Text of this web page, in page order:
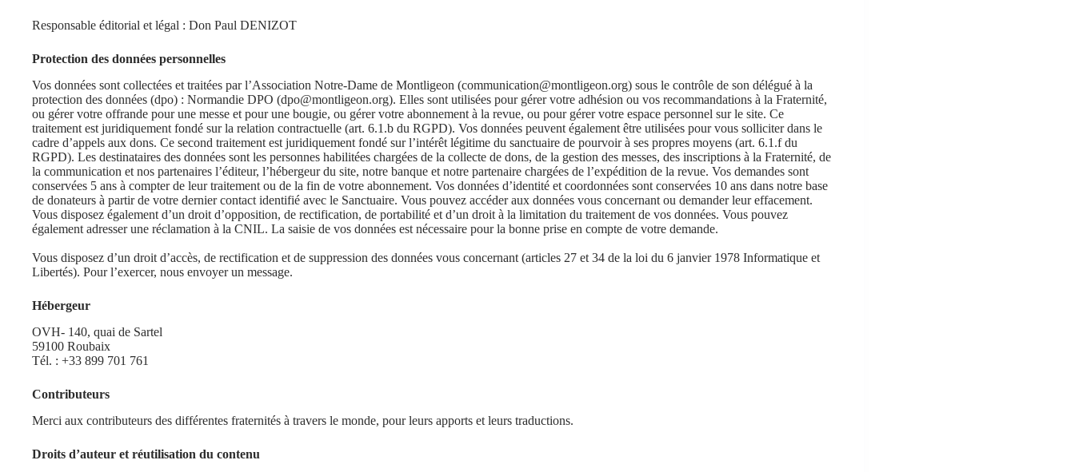
Responsable éditorial et légal : Don Paul DENIZOT
Protection des données personnelles
Vos données sont collectées et traitées par l’Association Notre-Dame de Montligeon (communication@montligeon.org) sous le contrôle de son délégué à la
protection des données (dpo) : Normandie DPO (dpo@montligeon.org). Elles sont utilisées pour gérer votre adhésion ou vos recommandations à la Fraternité,
ou gérer votre offrande pour une messe et pour une bougie, ou gérer votre abonnement à la revue, ou pour gérer votre espace personnel sur le site. Ce
traitement est juridiquement fondé sur la relation contractuelle (art. 6.1.b du RGPD). Vos données peuvent également être utilisées pour vous solliciter dans le
cadre d’appels aux dons. Ce second traitement est juridiquement fondé sur l’intérêt légitime du sanctuaire de pourvoir à ses propres moyens (art. 6.1.f du
RGPD). Les destinataires des données sont les personnes habilitées chargées de la collecte de dons, de la gestion des messes, des inscriptions à la Fraternité, de
la communication et nos partenaires l’éditeur, l’hébergeur du site, notre banque et notre partenaire chargées de l’expédition de la revue. Vos demandes sont
conservées 5 ans à compter de leur traitement ou de la fin de votre abonnement. Vos données d’identité et coordonnées sont conservées 10 ans dans notre base
de donateurs à partir de votre dernier contact identifié avec le Sanctuaire. Vous pouvez accéder aux données vous concernant ou demander leur effacement.
Vous disposez également d’un droit d’opposition, de rectification, de portabilité et d’un droit à la limitation du traitement de vos données. Vous pouvez
également adresser une réclamation à la CNIL. La saisie de vos données est nécessaire pour la bonne prise en compte de votre demande.
Vous disposez d’un droit d’accès, de rectification et de suppression des données vous concernant (articles 27 et 34 de la loi du 6 janvier 1978 Informatique et
Libertés). Pour l’exercer, nous envoyer un message.
Hébergeur
OVH- 140, quai de Sartel
59100 Roubaix
Tél. : +33 899 701 761
Contributeurs
Merci aux contributeurs des différentes fraternités à travers le monde, pour leurs apports et leurs traductions.
Droits d’auteur et réutilisation du contenu